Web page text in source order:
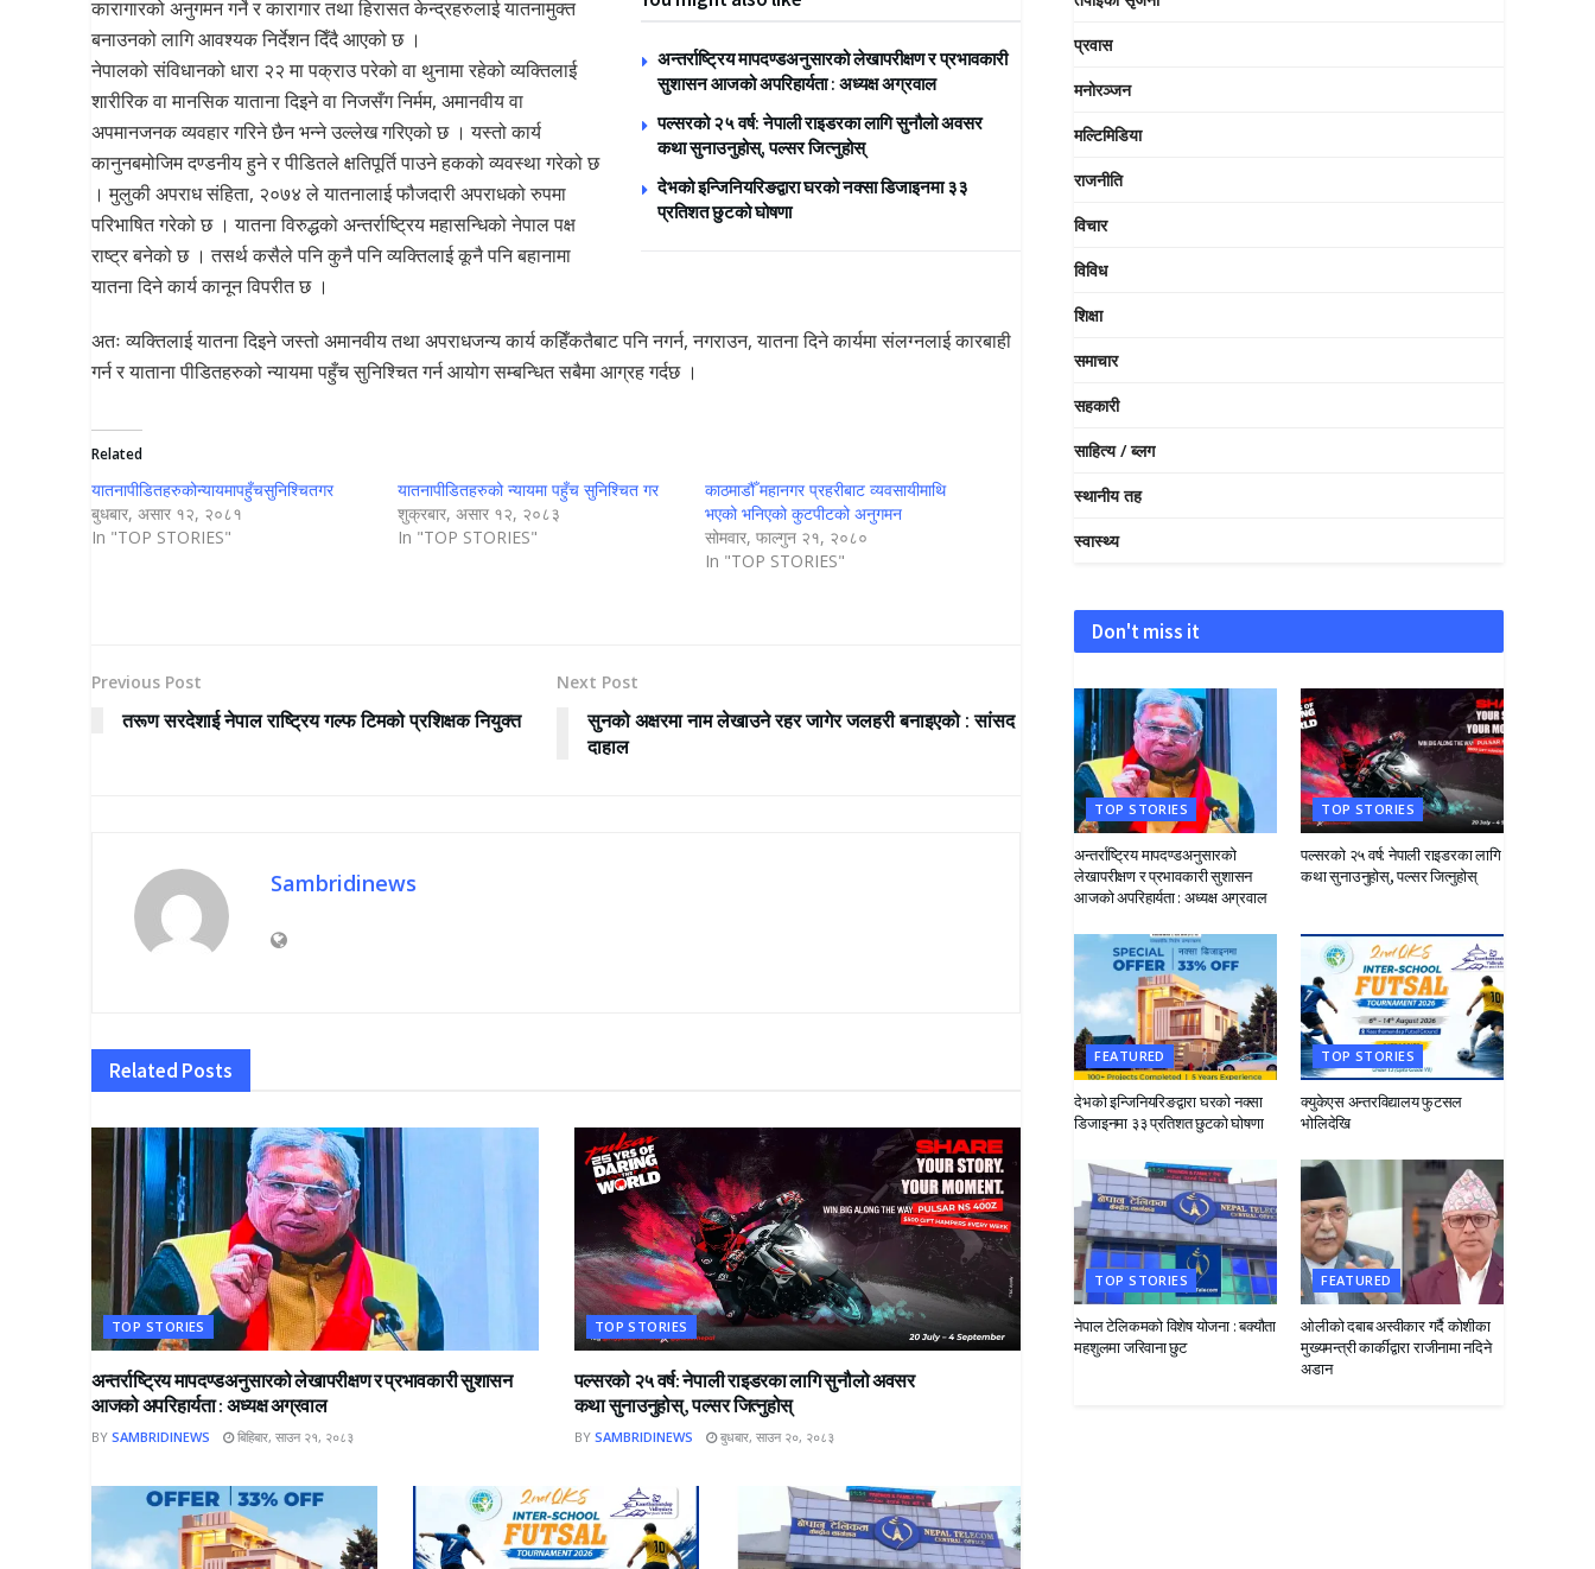
अन्तर्राष्ट्रिय मापदण्डअनुसारको लेखापरीक्षण र प्रभावकारी
सुशासन आजको अपरिहार्यता : अध्यक्ष अग्रवाल
पल्सरको २५ वर्ष: नेपाली राइडरका लागि सुनौलो अवसर
कथा सुनाउनुहोस्, पल्सर जित्नुहोस्
देभको इन्जिनियरिङद्वारा घरको नक्सा डिजाइनमा ३३
प्रतिशत छुटको घोषणा
कारागारको अनुगमन गर्ने र कारागार तथा हिरासत केन्द्रहरुलाई यातनामुक्त
बनाउनको लागि आवश्यक निर्देशन दिँदै आएको छ ।
नेपालको संविधानको धारा २२ मा पक्राउ परेको वा थुनामा रहेको व्यक्तिलाई
शारीरिक वा मानसिक याताना दिइने वा निजसँग निर्मम, अमानवीय वा
अपमानजनक व्यवहार गरिने छैन भन्ने उल्लेख गरिएको छ । यस्तो कार्य
कानुनबमोजिम दण्डनीय हुने र पीडितले क्षतिपूर्ति पाउने हकको व्यवस्था गरेको छ
। मुलुकी अपराध संहिता, २०७४ ले यातनालाई फौजदारी अपराधको रुपमा
परिभाषित गरेको छ । यातना विरुद्धको अन्तर्राष्ट्रिय महासन्धिको नेपाल पक्ष
राष्ट्र बनेको छ । तसर्थ कसैले पनि कुनै पनि व्यक्तिलाई कूनै पनि बहानामा
यातना दिने कार्य कानून विपरीत छ ।
अतः व्यक्तिलाई यातना दिइने जस्तो अमानवीय तथा अपराधजन्य कार्य कहिँकतैबाट पनि नगर्न, नगराउन, यातना दिने कार्यमा संलग्नलाई कारबाही
गर्न र याताना पीडितहरुको न्यायमा पहुँच सुनिश्चित गर्न आयोग सम्बन्धित सबैमा आग्रह गर्दछ ।
Related
यातनापीडितहरुकोन्यायमापहुँचसुनिश्चितगर
बुधबार, असार १२, २०८१
In "TOP STORIES"
यातनापीडितहरुको न्यायमा पहुँच सुनिश्चित गर
शुक्रबार, असार १२, २०८३
In "TOP STORIES"
काठमाडौँ महानगर प्रहरीबाट व्यवसायीमाथि
भएको भनिएको कुटपीटको अनुगमन
सोमवार, फाल्गुन २१, २०८०
In "TOP STORIES"
Previous Post
तरूण सरदेशाई नेपाल राष्ट्रिय गल्फ टिमको प्रशिक्षक नियुक्त
Next Post
सुनको अक्षरमा नाम लेखाउने रहर जागेर जलहरी बनाइएको : सांसद
दाहाल
Sambridinews
Related Posts
TOP STORIES
अन्तर्राष्ट्रिय मापदण्डअनुसारको लेखापरीक्षण र प्रभावकारी सुशासन
आजको अपरिहार्यता : अध्यक्ष अग्रवाल
BY SAMBRIDINEWS बिहिबार, साउन २१, २०८३
TOP STORIES
पल्सरको २५ वर्ष: नेपाली राइडरका लागि सुनौलो अवसर
कथा सुनाउनुहोस्, पल्सर जित्नुहोस्
BY SAMBRIDINEWS बुधबार, साउन २०, २०८३
प्रवास
मनोरञ्जन
मल्टिमिडिया
राजनीति
विचार
विविध
शिक्षा
समाचार
सहकारी
साहित्य / ब्लग
स्थानीय तह
स्वास्थ्य
Don't miss it
TOP STORIES
अन्तर्राष्ट्रिय मापदण्डअनुसारको
लेखापरीक्षण र प्रभावकारी सुशासन
आजको अपरिहार्यता : अध्यक्ष अग्रवाल
TOP STORIES
पल्सरको २५ वर्ष: नेपाली राइडरका लागि सुनौलो अवसर
कथा सुनाउनुहोस्, पल्सर जित्नुहोस्
FEATURED
देभको इन्जिनियरिङद्वारा घरको नक्सा
डिजाइनमा ३३ प्रतिशत छुटको घोषणा
TOP STORIES
क्युकेएस अन्तरविद्यालय फुटसल
भोलिदेखि
TOP STORIES
नेपाल टेलिकमको विशेष योजना : बक्यौता
महशुलमा जरिवाना छुट
FEATURED
ओलीको दबाब अस्वीकार गर्दै कोशीका
मुख्यमन्त्री कार्कीद्वारा राजीनामा नदिने
अडान